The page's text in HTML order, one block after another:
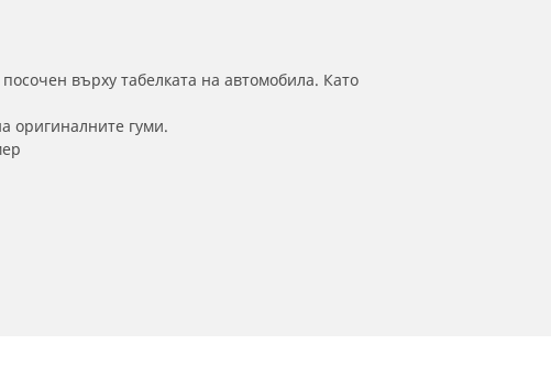
върху табелката на автомобила. Като
оригиналните гуми.